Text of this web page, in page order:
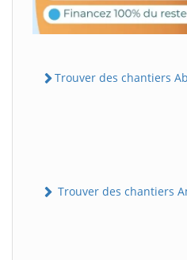
Trouver des chantiers
Trouver des chantiers